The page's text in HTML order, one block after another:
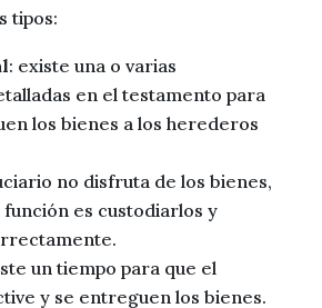
tipos:
: existe una o varias
en el testamento para
los bienes a los herederos
no disfruta de los bienes,
es custodiarlos y
un tiempo para que el
y se entreguen los bienes.